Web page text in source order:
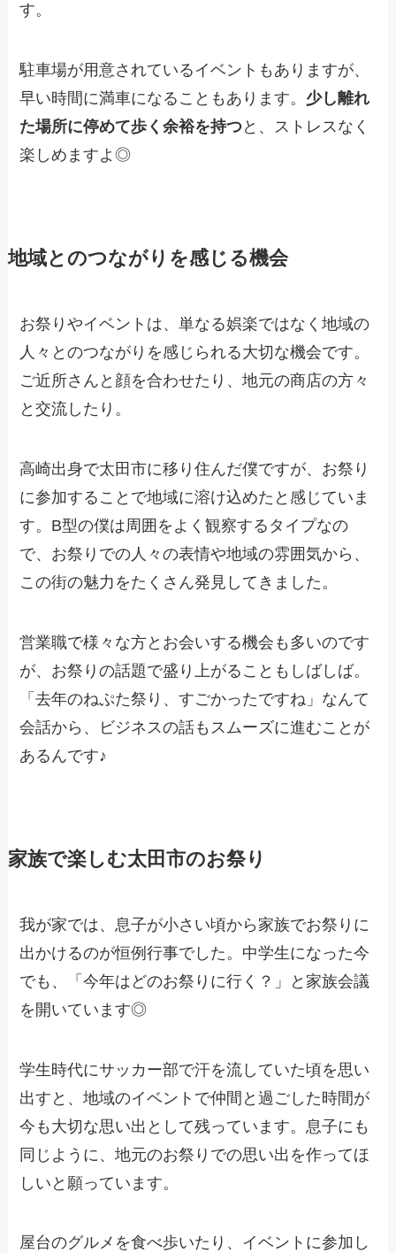
す。
駐車場が用意されているイベントもありますが、
早い時間に満車になることもあります。 少し離れ
た場所に停めて歩く余裕を持つと、ストレスなく
楽しめますよ◎
地域とのつながりを感じる機会
お祭りやイベントは、単なる娯楽ではなく地域の
人々とのつながりを感じられる大切な機会です。
ご近所さんと顔を合わせたり、地元の商店の方々
と交流したり。
高崎出身で太田市に移り住んだ僕ですが、お祭り
に参加することで地域に溶け込めたと感じていま
す。B型の僕は周囲をよく観察するタイプなの
で、お祭りでの人々の表情や地域の雰囲気から、
この街の魅力をたくさん発見してきました。
営業職で様々な方とお会いする機会も多いのです
が、お祭りの話題で盛り上がることもしばしば。
「去年のねぷた祭り、すごかったですね」なんて
会話から、ビジネスの話もスムーズに進むことが
あるんです♪
家族で楽しむ太田市のお祭り
我が家では、息子が小さい頃から家族でお祭りに
出かけるのが恒例行事でした。中学生になった今
でも、「今年はどのお祭りに行く？」と家族会議
を開いています◎
学生時代にサッカー部で汗を流していた頃を思い
出すと、地域のイベントで仲間と過ごした時間が
今も大切な思い出として残っています。息子にも
同じように、地元のお祭りでの思い出を作ってほ
しいと願っています。
屋台のグルメを食べ歩いたり、イベントに参加し